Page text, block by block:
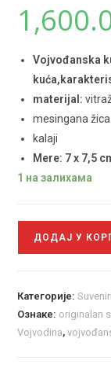
Vojvođanska
materijal:
mesingana
kalaji
Mere: 7 x 7,5
1 на залихама
ДОДАЈ У
Категорије:Suveniri
Ознаке: originalan
Vojvodina,